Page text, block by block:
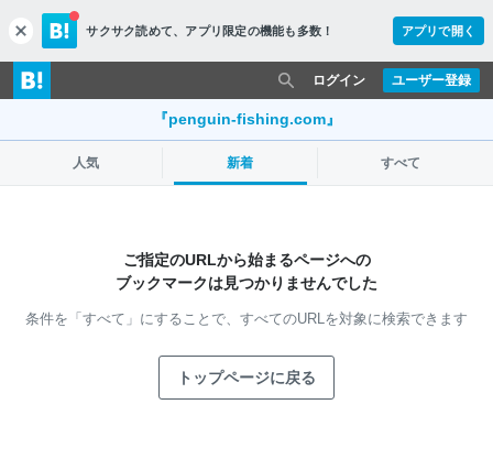
c
l
o
s
サクサク読めて、 アプリ限定の機能も多数！ アプリで開く
ユーザー登録
ログイン
『penguin-fishing.com』
人気 新着 すべて
ご指定のURLから始まるページへの
ブックマークは見つかりませんでした
条件を「すべて」にすることで、 すべてのURLを対象に検索できます
トップページに戻る